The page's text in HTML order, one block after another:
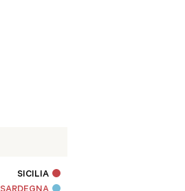
SICILIA